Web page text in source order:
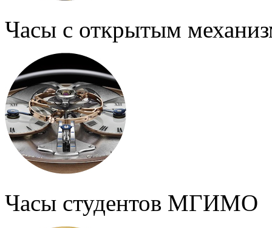
Часы с открытым
Часы студентов МГИМО